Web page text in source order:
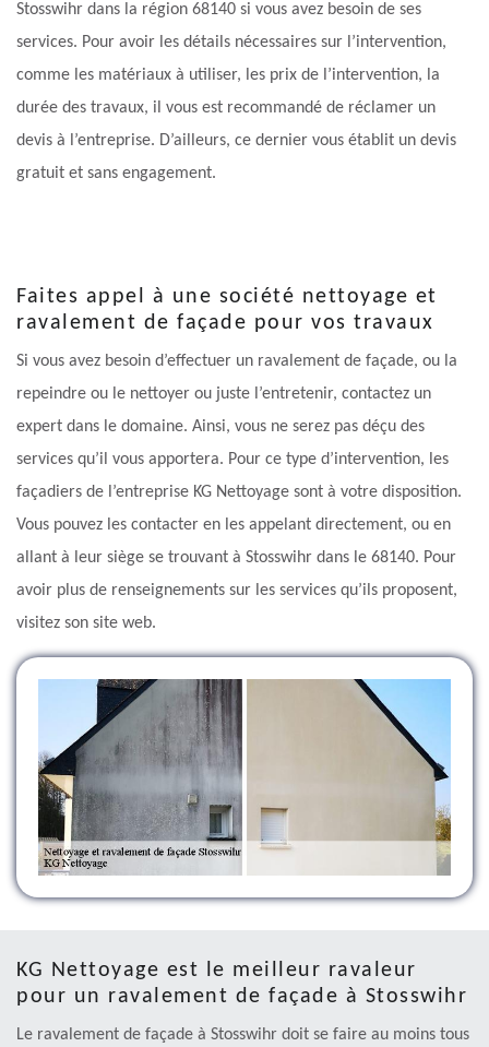
Stosswihr dans la région 68140 si vous avez besoin de ses
services. Pour avoir les détails nécessaires sur l’intervention,
comme les matériaux à utiliser, les prix de l’intervention, la
durée des travaux, il vous est recommandé de réclamer un
devis à l’entreprise. D’ailleurs, ce dernier vous établit un devis
gratuit et sans engagement.
Faites appel à une société nettoyage et
ravalement de façade pour vos travaux
Si vous avez besoin d’effectuer un ravalement de façade, ou la
repeindre ou le nettoyer ou juste l’entretenir, contactez un
expert dans le domaine. Ainsi, vous ne serez pas déçu des
services qu’il vous apportera. Pour ce type d’intervention, les
façadiers de l’entreprise KG Nettoyage sont à votre disposition.
Vous pouvez les contacter en les appelant directement, ou en
allant à leur siège se trouvant à Stosswihr dans le 68140. Pour
avoir plus de renseignements sur les services qu’ils proposent,
visitez son site web.
KG Nettoyage est le meilleur ravaleur
pour un ravalement de façade à Stosswihr
Le ravalement de façade à Stosswihr doit se faire au moins tous